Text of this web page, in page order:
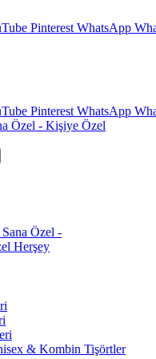
Pinterest WhatsApp
Pinterest WhatsApp
& Kombin Tişörtler